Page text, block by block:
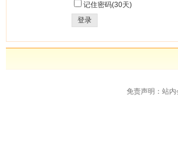
记住密码(30天)
登录
免责声明：站